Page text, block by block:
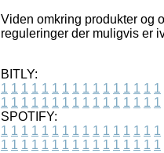
Viden omkring produkter og
reguleringer der muligvis er
BITLY:
1 1 1 1 1 1 1 1 1 1 1 1 1 1 1 1
1 1 1 1 1 1 1 1 1 1 1 1 1 1 1 1
SPOTIFY:
1 1 1 1 1 1 1 1 1 1 1 1 1 1 1 1
1 1 1 1 1 1 1 1 1 1 1 1 1 1 1 1